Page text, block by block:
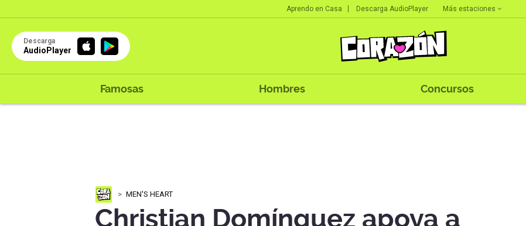
Aprendo en Casa Descarga AudioPlayer Más estaciones
Descarga
AudioPlayer
Famosas Hombres Concursos
MEN'S HEART
Christian Domínguez apoya a